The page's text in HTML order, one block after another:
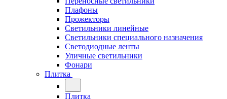
Плафоны
Прожекторы
Светильники линейные
Светильники специального назначения
Светодиодные ленты
Уличные светильники
Фонари
Плитка
Плитка